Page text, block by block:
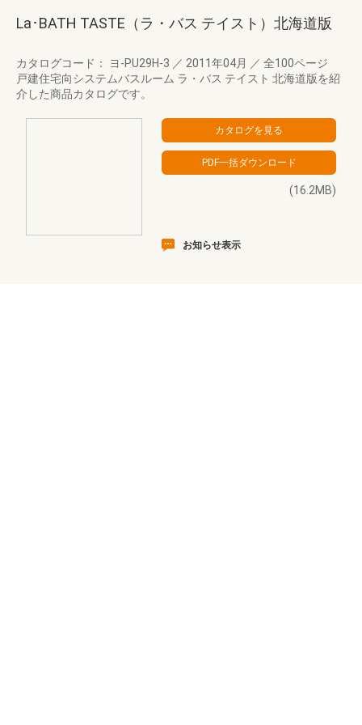
La･BATH TASTE（ラ・バス テイスト）北海道版
カタログコード： ヨ-PU29H-3 ／ 2011年04月 ／ 全100ページ
戸建住宅向システムバスルーム ラ・バス テイスト 北海道版を紹
介した商品カタログです。
(16.2MB)
お知らせ表示